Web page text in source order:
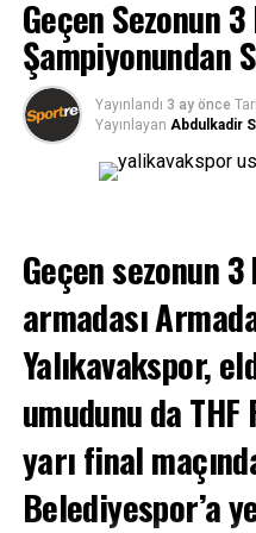
İkincilik madalyaları
Başkanı Faruk Akman
Karşılaşmanın ardından
ikinci sırada tamamlayan
oyuncularına
Başkanı Faruk Akman
Sporcular ve teknik ekip,
Geçen Sezonun 3
Şampiyonundan
Yayınlandı 3 ay önce
Yayınlayan Abdulkadir
Geçen sezonun
armadası
Yalıkavakspor,
umudunu da THF
yarı final
Belediyespor’a